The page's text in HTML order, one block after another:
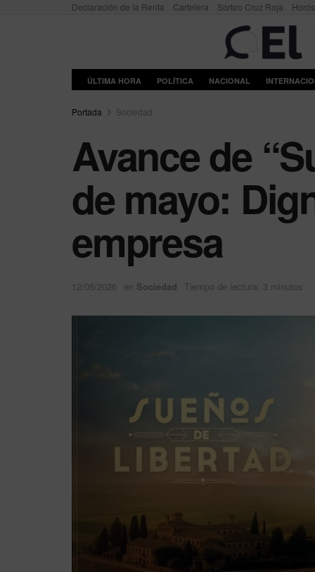
Declaración de la Renta Cartelera Sorteo Cruz Roja
ÚLTIMA HORA POLÍTICA NACIONAL
Portada Sociedad
Avance de
de mayo:
empresa
12/05/2026 en Sociedad Tiempo de lectura: 3 minutos